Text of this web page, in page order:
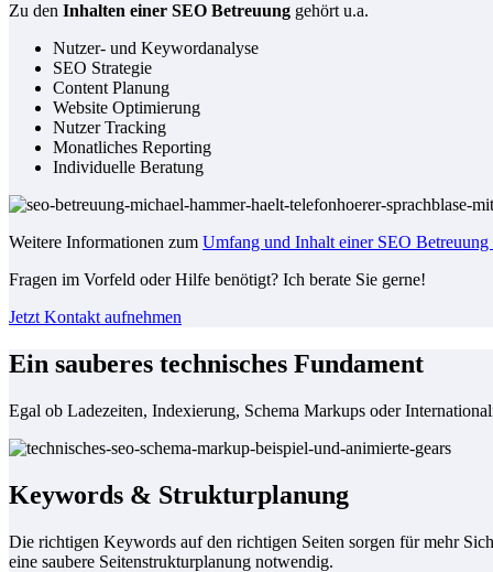
Zu den Inhalten einer SEO Betreuung gehört u.a.
Nutzer- und Keywordanalyse
SEO Strategie
Content Planung
Website Optimierung
Nutzer Tracking
Monatliches Reporting
Individuelle Beratung
Weitere Informationen zum Umfang und Inhalt einer SEO Betreuung
Fragen im Vorfeld oder Hilfe benötigt? Ich berate Sie gerne!
Jetzt Kontakt aufnehmen
Ein sauberes technisches Fundament
Egal ob Ladezeiten, Indexierung, Schema Markups oder
Keywords & Strukturplanung
Die richtigen Keywords auf den richtigen Seiten sorgen für mehr
eine saubere Seitenstrukturplanung notwendig.